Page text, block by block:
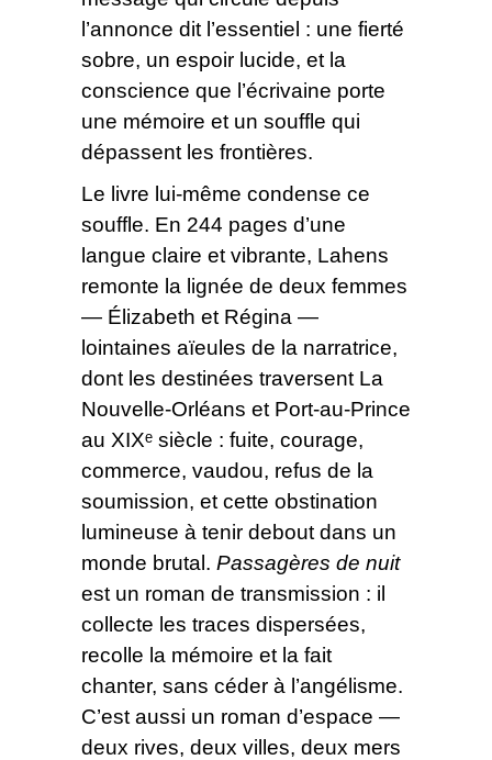
l’annonce dit l’essentiel : une fierté
sobre, un espoir lucide, et la
conscience que l’écrivaine porte
une mémoire et un souffle qui
dépassent les frontières.
Le livre lui-même condense ce
souffle. En 244 pages d’une
langue claire et vibrante, Lahens
remonte la lignée de deux femmes
— Élizabeth et Régina —
lointaines aïeules de la narratrice,
dont les destinées traversent La
Nouvelle-Orléans et Port-au-Prince
au XIXᵉ siècle : fuite, courage,
commerce, vaudou, refus de la
soumission, et cette obstination
lumineuse à tenir debout dans un
monde brutal. Passagères de nuit
est un roman de transmission : il
collecte les traces dispersées,
recolle la mémoire et la fait
chanter, sans céder à l’angélisme.
C’est aussi un roman d’espace —
deux rives, deux villes, deux mers